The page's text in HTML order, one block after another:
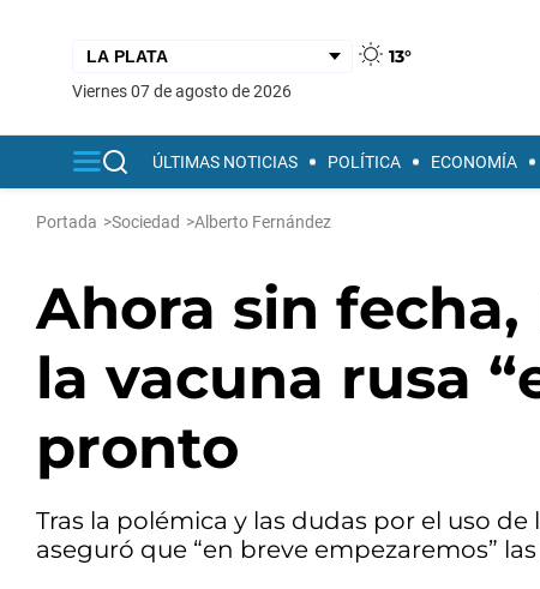
13°
viernes 07 de agosto de 2026
ÚLTIMAS NOTICIAS POLÍTICA ECONOMÍA
Portada >Sociedad >Alberto Fernández
Ahora sin
la vacuna rusa
pronto
Tras la polémica y las dudas por el uso
aseguró que “en breve empezaremos”